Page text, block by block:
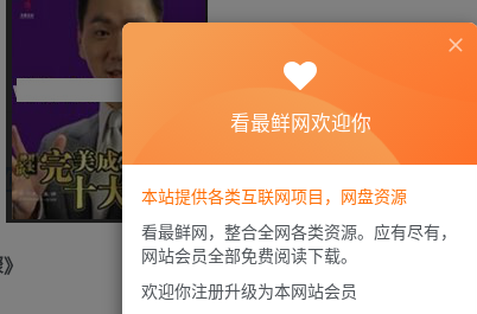
看最鲜网欢迎你
本站提供各类互联网项目，网盘资源
看最鲜网，整合全网各类资源。应有尽有，
网站会员全部免费阅读下载。
欢迎你注册升级为本网站会员